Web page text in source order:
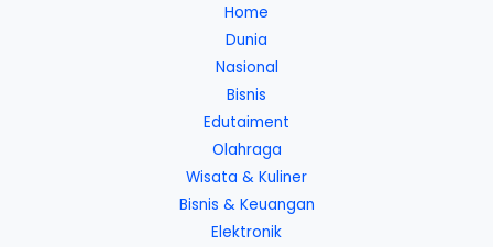
Home
Dunia
Nasional
Bisnis
Edutaiment
Olahraga
Wisata & Kuliner
Bisnis & Keuangan
Elektronik